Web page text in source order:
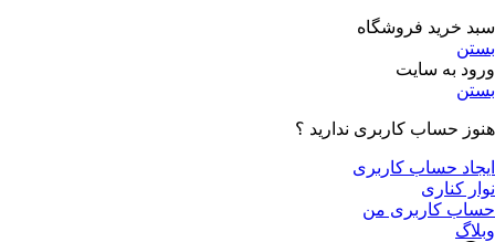
سبد خرید فروشگاه
بستن
ورود به سایت
بستن
هنوز حساب کاربری ندارید ؟
ایجاد حساب کاربری
نوار کناری
حساب کاربری من
وبلاگ